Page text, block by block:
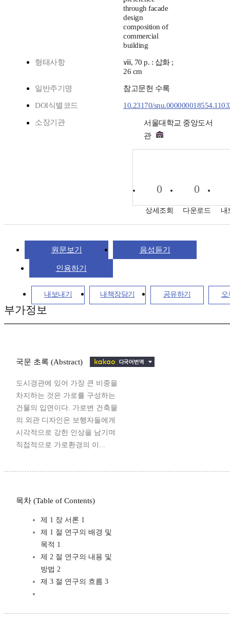
through facade
design
composition of
commercial
building
형태사항
ⅷ, 70 p. : 삽화 ;
26 cm
일반주기명 참고문헌 수록
DOI식별코드 10.23170/
소장기관
서울대학교 중앙도서
관
0
상세조회
0
다운로드 내
원문보기 음성듣기
인용하기
내보내기 내책장담기 공유하기 오
부가정보
국문 초록 (Abstract)
도시경관에 있어 가장 큰 비중을
차지하는 것은 가로를 구성하는
건물의 입면이다. 가로변 건축물
의 외관 디자인은 보행자들에게
시각적으로 강한 인상을 남기며
직접적으로 가로환경의 이...
목차 (Table of Contents)
제 1 장 서론 1
제 1 절 연구의 배경 및
목적 1
제 2 절 연구의 내용 및
방법 2
제 3 절 연구의 흐름 3